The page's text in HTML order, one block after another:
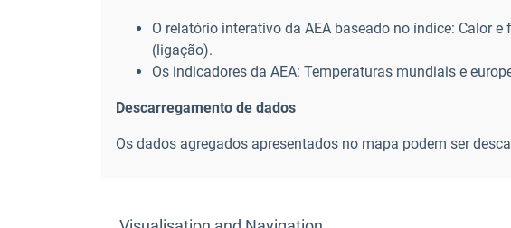
O relatório interativo da AEA baseado no índice: Calor
(ligação).
Os indicadores da AEA: Temperaturas mundiais e
Descarregamento de dados
Os dados agregados apresentados no mapa podem ser